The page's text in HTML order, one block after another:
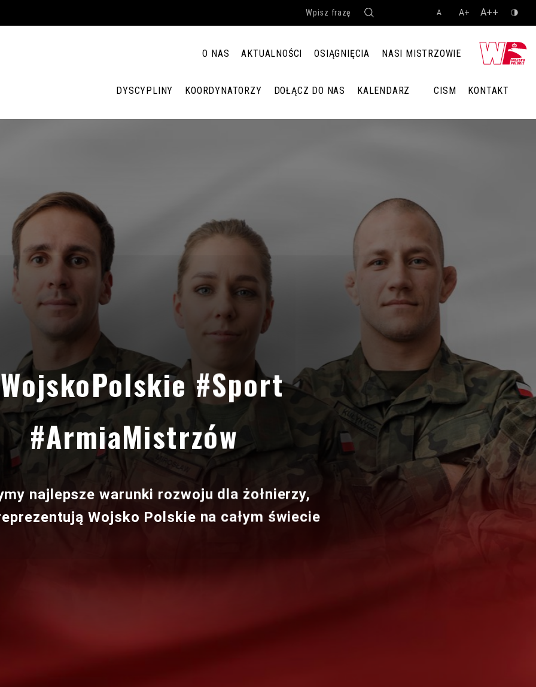
A A+ A++
O NAS AKTUALNOŚCI OSIĄGNIĘCIA NASI MISTRZOWIE
DYSCYPLINY KOORDYNATORZY DOŁĄCZ DO NAS KALENDARZ CISM KONTAKT
#Sport
#ArmiaMistrzów
najlepsze warunki rozwoju dla żołnierzy,
Wojsko Polskie na całym świecie